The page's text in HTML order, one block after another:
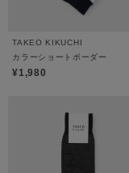
TAKEO KIKUCHI
カラーショートボーダー
¥1,980